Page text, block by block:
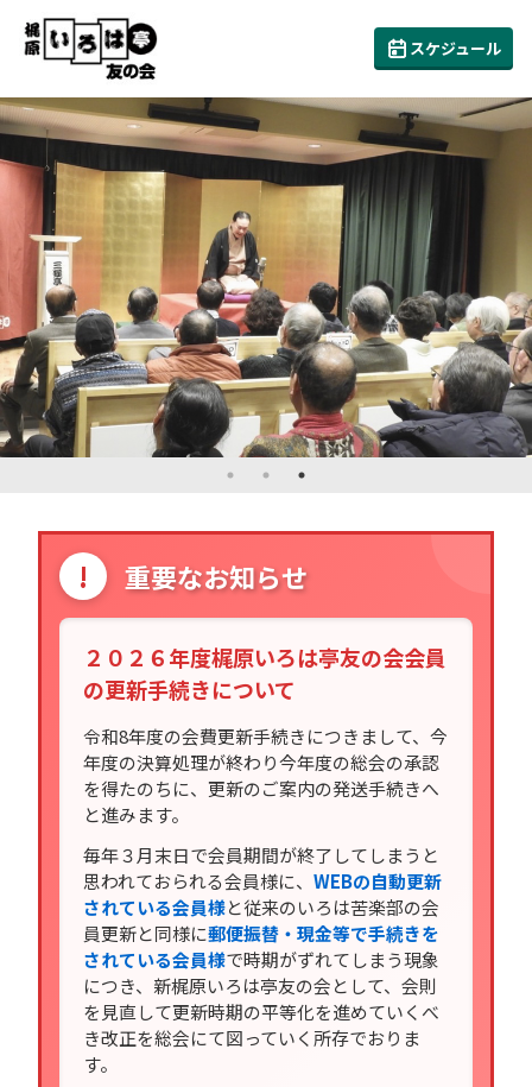
スケジュール
! 重要なお知らせ
２０２６年度梶原いろは亭友の会会員
の更新手続きについて
令和8年度の会費更新手続きにつきまして、今
年度の決算処理が終わり今年度の総会の承認
を得たのちに、更新のご案内の発送手続きへ
と進みます。
毎年３月末日で会員期間が終了してしまうと
思われておられる会員様に、WEBの自動更新
されている会員様と従来のいろは苦楽部の会
員更新と同様に郵便振替・現金等で手続きを
されている会員様で時期がずれてしまう現象
につき、新梶原いろは亭友の会として、会則
を見直して更新時期の平等化を進めていくべ
き改正を総会にて図っていく所存でおりま
す。